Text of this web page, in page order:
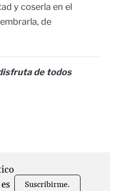
y coserla en el
de
de todos
Suscribirme.